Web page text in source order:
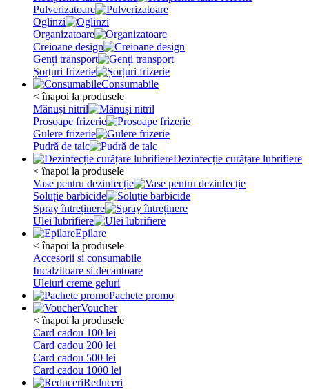
Pulverizatoare
Oglinzi
Organizatoare
Creioane design
Genți transport
Șorțuri frizerie
Consumabile
< înapoi la produsele
Mănuși nitril
Prosoape frizerie
Gulere frizerie
Pudră de talc
Dezinfecție curățare lubrifiere
< înapoi la produsele
Vase pentru dezinfecție
Soluție barbicide
Spray întreținere
Ulei lubrifiere
Epilare
< înapoi la produsele
Accesorii si consumabile
Incalzitoare si decantoare
Uleiuri creme geluri
Pachete promo
Voucher
< înapoi la produsele
Card cadou 100 lei
Card cadou 200 lei
Card cadou 500 lei
Card cadou 1000 lei
Reduceri